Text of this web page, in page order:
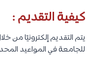
كيفية التقديم :
يتم التقديم إلكترونيًا من
للجامعة في المواعيد